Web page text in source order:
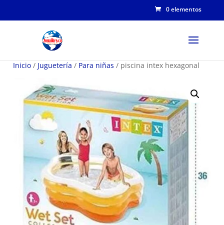
0 elementos
Inicio / Juguetería / Para niñas / piscina intex hexagonal